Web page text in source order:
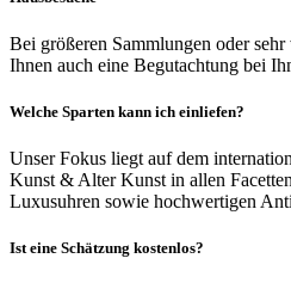
Bei größeren Sammlungen oder
Ihnen auch eine Begutachtung bei
Welche Sparten kann ich einliefen?
Unser Fokus liegt auf dem
Kunst & Alter Kunst in allen
Luxusuhren sowie hochwertigen
Ist eine Schätzung kostenlos?